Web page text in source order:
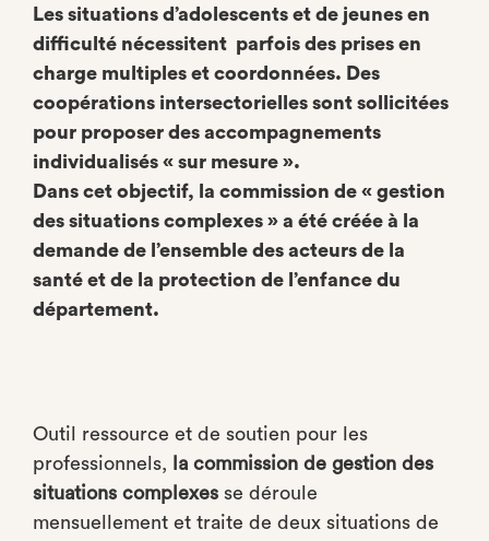
Les situations d’adolescents et de jeunes en
difficulté nécessitent parfois des prises en
charge multiples et coordonnées. Des
coopérations intersectorielles sont sollicitées
pour proposer des accompagnements
individualisés « sur mesure ».
Dans cet objectif, la commission de « gestion
des situations complexes » a été créée à la
demande de l’ensemble des acteurs de la
santé et de la protection de l’enfance du
département.
Outil ressource et de soutien pour les
professionnels,
la commission de gestion des
situations complexes se déroule
mensuellement et traite de deux situations de